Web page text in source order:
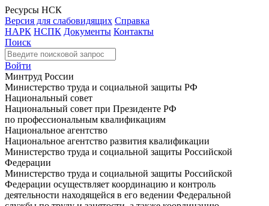
Ресурсы НСК
Версия для слабовидящих Справка
НАРК НСПК Документы Контакты
Поиск
Войти
Минтруд России
Министерство труда и социальной защиты РФ
Национальный совет
Национальный совет при Президенте РФ
по профессиональным квалификациям
Национальное агентство
Национальное агентство развития квалификации
Министерство труда и социальной защиты Российской
Федерации
Министерство труда и социальной защиты Российской
Федерации осуществляет координацию и контроль
деятельности находящейся в его ведении Федеральной